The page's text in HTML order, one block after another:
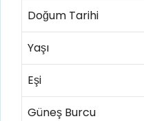
Doğum Tarihi
Yaşı
Eşi
Güneş Burcu